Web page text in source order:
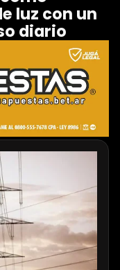
luz con un
diario